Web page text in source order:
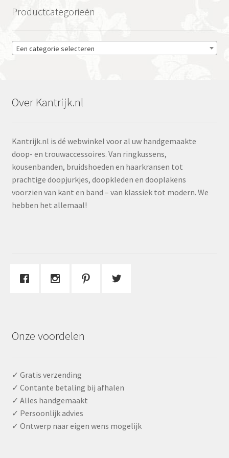
Productcategorieën
Een categorie selecteren
Over Kantrijk.nl
Kantrijk.nl is dé webwinkel voor al uw handgemaakte
doop- en trouwaccessoires. Van ringkussens,
kousenbanden, bruidshoeden en haarkransen tot
prachtige doopjurkjes, doopkleden en dooplakens
voorzien van kant en band – van klassiek tot modern. We
hebben het allemaal!
Onze voordelen
✓ Gratis verzending
✓ Contante betaling bij afhalen
✓ Alles handgemaakt
✓ Persoonlijk advies
✓ Ontwerp naar eigen wens mogelijk